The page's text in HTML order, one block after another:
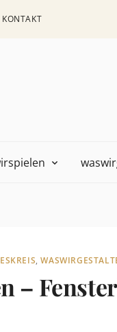
KONTAKT
,
–